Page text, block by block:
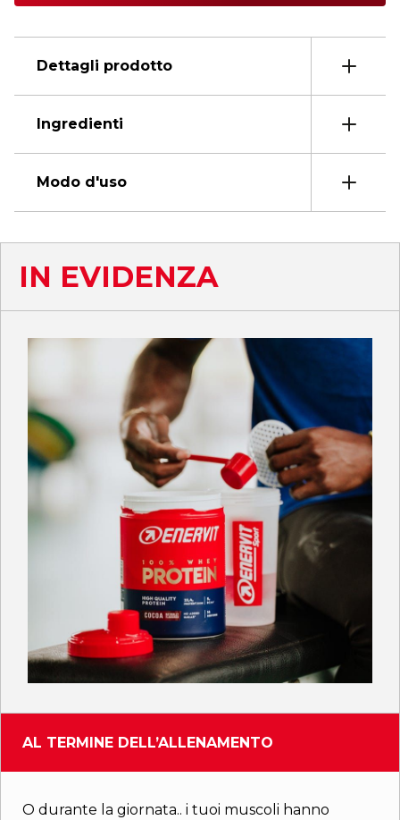
Dettagli prodotto
Ingredienti
Modo d'uso
IN EVIDENZA
AL TERMINE DELL’ALLENAMENTO
O durante la giornata.. i tuoi muscoli hanno